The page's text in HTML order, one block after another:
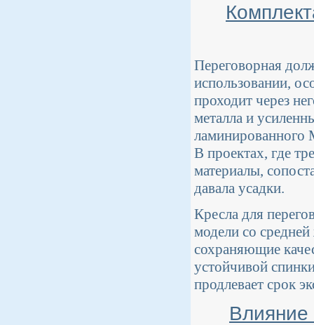
Переговорная
использовании,
проходит через
металла и
В проектах, где
материалы,
давала усадки.
Кресла для
модели со
сохраняющие
устойчивой
продлевает срок
Влияние